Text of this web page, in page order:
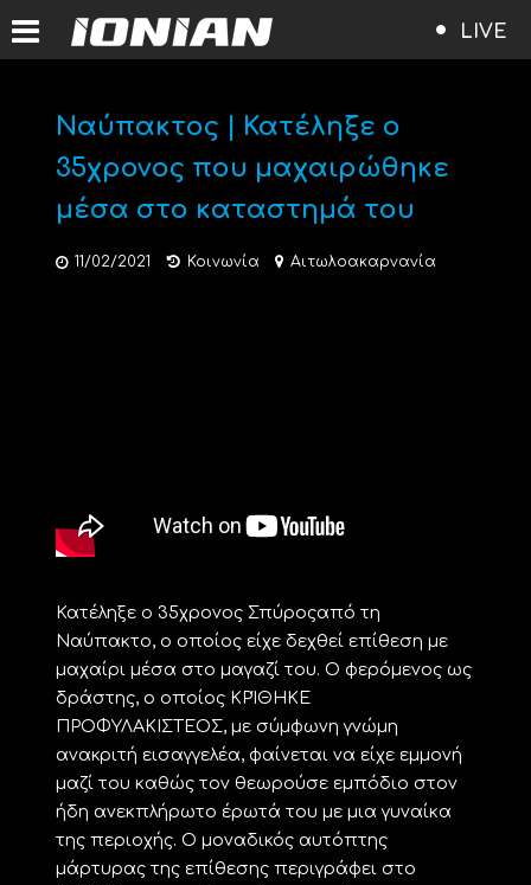
LIVE
Ναύπακτος | Κατέληξε ο
35χρονος που μαχαιρώθηκε
μέσα στο καταστημά του
11/02/2021 Κοινωνία Αιτωλοακαρνανία
Κατέληξε ο 35χρονος Σπύροςαπό τη
Ναύπακτο, ο οποίος είχε δεχθεί επίθεση με
μαχαίρι μέσα στο μαγαζί του. Ο φερόμενος ως
δράστης, ο οποίος ΚΡΊΘΗΚΕ
ΠΡΟΦΥΛΑΚΙΣΤΕΟΣ, με σύμφωνη γνώμη
ανακριτή εισαγγελέα, φαίνεται να είχε εμμονή
μαζί του καθώς τον θεωρούσε εμπόδιο στον
ήδη ανεκπλήρωτο έρωτά του με μια γυναίκα
της περιοχής. Ο μοναδικός αυτόπτης
μάρτυρας της επίθεσης περιγράφει στο